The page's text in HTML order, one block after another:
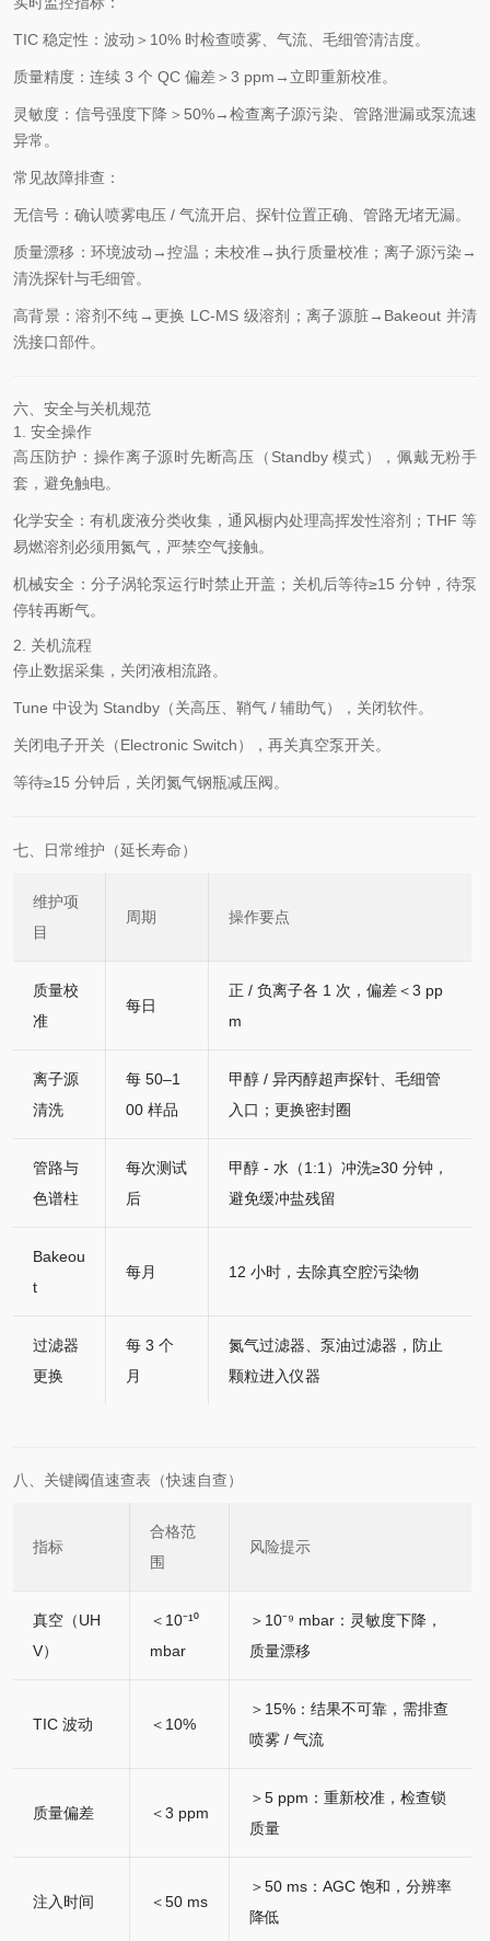
TIC 稳定性：波动＞10% 时检查喷雾、气流、毛细管清洁度。
质量精度：连续 3 个 QC 偏差＞3 ppm→立即重新校准。
灵敏度：信号强度下降＞50%→检查离子源污染、管路泄漏或泵流速
异常。
常见故障排查：
无信号：确认喷雾电压 / 气流开启、探针位置正确、管路无堵无漏。
质量漂移：环境波动→控温；未校准→执行质量校准；离子源污染→
清洗探针与毛细管。
高背景：溶剂不纯→更换 LC-MS 级溶剂；离子源脏→Bakeout 并清
洗接口部件。
六、安全与关机规范
1. 安全操作
高压防护：操作离子源时先断高压（Standby 模式），佩戴无粉手
套，避免触电。
化学安全：有机废液分类收集，通风橱内处理高挥发性溶剂；THF 等
易燃溶剂必须用氮气，严禁空气接触。
机械安全：分子涡轮泵运行时禁止开盖；关机后等待≥15 分钟，待泵
停转再断气。
2. 关机流程
停止数据采集，关闭液相流路。
Tune 中设为 Standby（关高压、鞘气 / 辅助气），关闭软件。
关闭电子开关（Electronic Switch），再关真空泵开关。
等待≥15 分钟后，关闭氮气钢瓶减压阀。
七、日常维护（延长寿命）
维护项
目
周期 操作要点
质量校
准
每日
正 / 负离子各 1 次，偏差＜3 pp
m
离子源
清洗
每 50–1
00 样品
甲醇 / 异丙醇超声探针、毛细管
入口；更换密封圈
管路与
色谱柱
每次测试
后
甲醇 - 水（1:1）冲洗≥30 分钟，
避免缓冲盐残留
Bakeou
t
每月 12 小时，去除真空腔污染物
过滤器
更换
每 3 个
月
氮气过滤器、泵油过滤器，防止
颗粒进入仪器
八、关键阈值速查表（快速自查）
指标
合格范
围
风险提示
真空（UH
V）
＜10⁻¹⁰
mbar
＞10⁻⁹ mbar：灵敏度下降，
质量漂移
TIC 波动 ＜10%
＞15%：结果不可靠，需排查
喷雾 / 气流
质量偏差 ＜3 ppm
＞5 ppm：重新校准，检查锁
质量
注入时间 ＜50 ms
＞50 ms：AGC 饱和，分辨率
降低